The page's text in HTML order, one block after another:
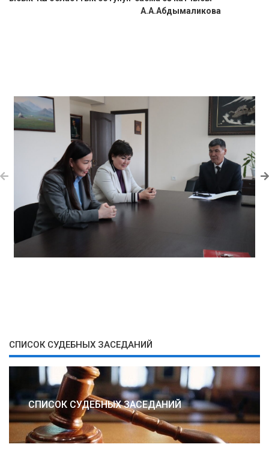
А.А.Абдымаликова
СПИСОК СУДЕБНЫХ ЗАСЕДАНИЙ
СПИСОК СУДЕБНЫХ ЗАСЕДАНИЙ